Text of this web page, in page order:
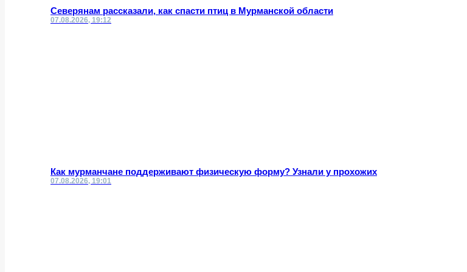
Северянам рассказали, как спасти птиц в Мурманской области
07.08.2026, 19:12
Как мурманчане поддерживают физическую форму? Узнали у прохожих
07.08.2026, 19:01